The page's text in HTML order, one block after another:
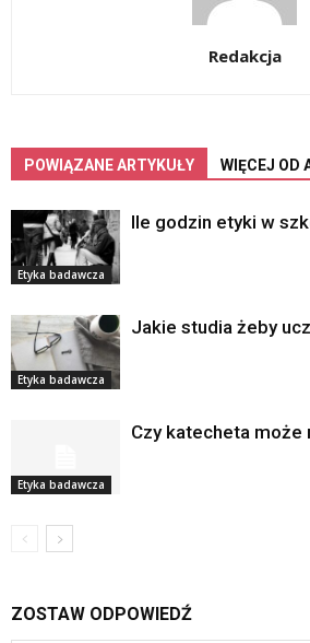
Redakcja
POWIĄZANE ARTYKUŁY WIĘCEJ OD
Etyka badawcza
Ile godzin etyki w
Etyka badawcza
Jakie studia żeby
Etyka badawcza
Czy katecheta może
ZOSTAW ODPOWIEDŹ